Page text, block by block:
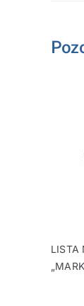
LISTA